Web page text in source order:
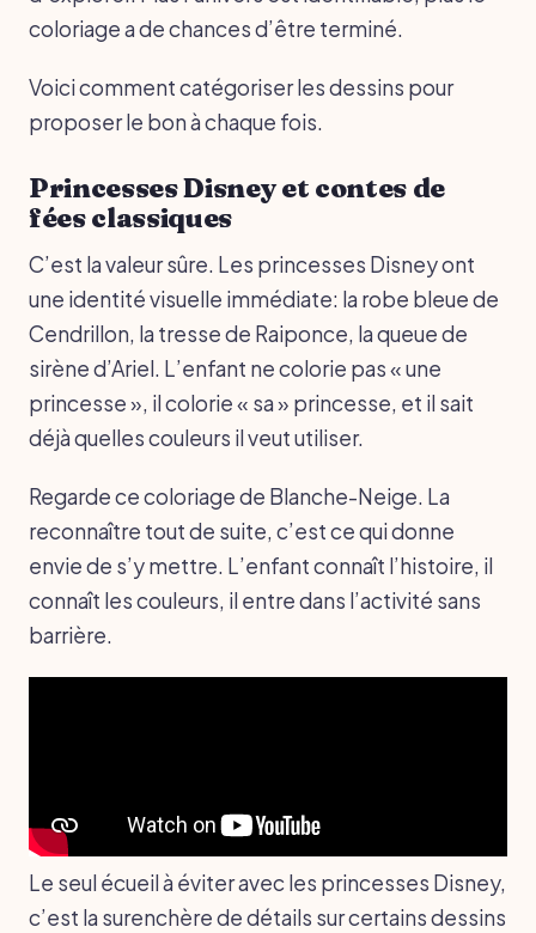
coloriage a de chances d’être terminé.
Voici comment catégoriser les dessins pour
proposer le bon à chaque fois.
Princesses Disney et contes de
fées classiques
C’est la valeur sûre. Les princesses Disney ont
une identité visuelle immédiate: la robe bleue de
Cendrillon, la tresse de Raiponce, la queue de
sirène d’Ariel. L’enfant ne colorie pas « une
princesse », il colorie « sa » princesse, et il sait
déjà quelles couleurs il veut utiliser.
Regarde ce coloriage de Blanche-Neige. La
reconnaître tout de suite, c’est ce qui donne
envie de s’y mettre. L’enfant connaît l’histoire, il
connaît les couleurs, il entre dans l’activité sans
barrière.
Le seul écueil à éviter avec les princesses Disney,
c’est la surenchère de détails sur certains dessins